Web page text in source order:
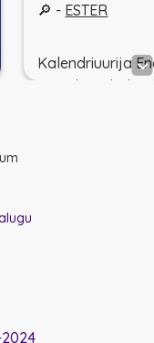
🔎 - ESTER
Kalendriuurija
märgib, et